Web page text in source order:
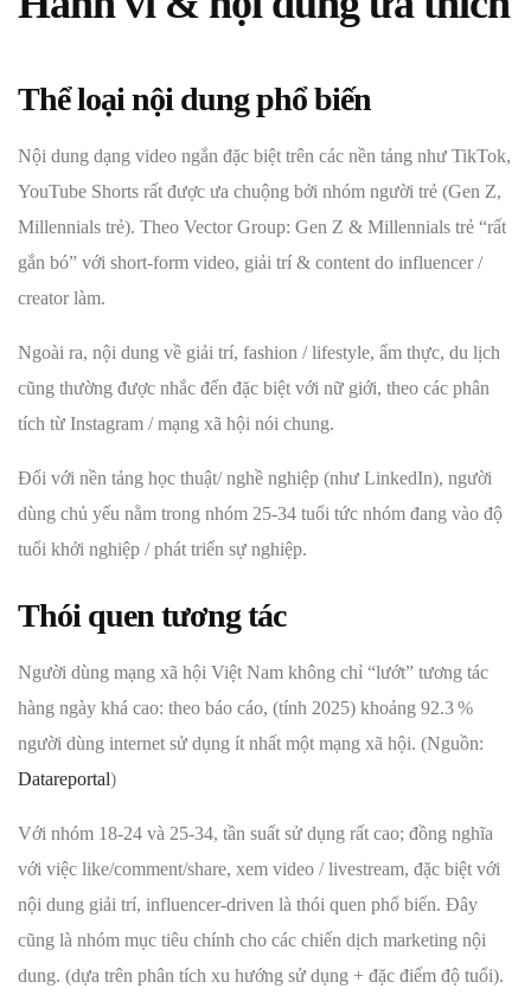
Thể loại nội dung phổ biến
Nội dung dạng video ngắn đặc biệt trên các nền tảng như TikTok,
YouTube Shorts rất được ưa chuộng bởi nhóm người trẻ (Gen Z,
Millennials trẻ). Theo Vector Group: Gen Z & Millennials trẻ “rất
gắn bó” với short‑form video, giải trí & content do influencer /
creator làm.
Ngoài ra, nội dung về giải trí, fashion / lifestyle, ẩm thực, du lịch
cũng thường được nhắc đến đặc biệt với nữ giới, theo các phân
tích từ Instagram / mạng xã hội nói chung.
Đối với nền tảng học thuật/ nghề nghiệp (như LinkedIn), người
dùng chủ yếu nằm trong nhóm 25-34 tuổi tức nhóm đang vào độ
tuổi khởi nghiệp / phát triển sự nghiệp.
Thói quen tương tác
Người dùng mạng xã hội Việt Nam không chỉ “lướt” tương tác
hàng ngày khá cao: theo báo cáo, (tính 2025) khoảng 92.3 %
người dùng internet sử dụng ít nhất một mạng xã hội. (Nguồn:
Datareportal)
Với nhóm 18-24 và 25-34, tần suất sử dụng rất cao; đồng nghĩa
với việc like/comment/share, xem video / livestream, đặc biệt với
nội dung giải trí, influencer-driven là thói quen phổ biến. Đây
cũng là nhóm mục tiêu chính cho các chiến dịch marketing nội
dung. (dựa trên phân tích xu hướng sử dụng + đặc điểm độ tuổi).